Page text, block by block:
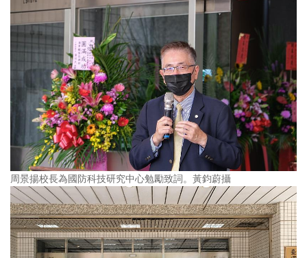
周景揚校長為國防科技研究中心勉勵致詞。黃鈞蔚攝